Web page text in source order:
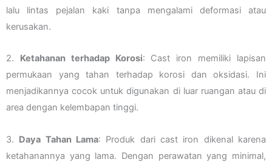
lalu lintas pejalan kaki tanpa mengalami deformasi atau
kerusakan.
2. Ketahanan terhadap Korosi: Cast iron memiliki lapisan
permukaan yang tahan terhadap korosi dan oksidasi. Ini
menjadikannya cocok untuk digunakan di luar ruangan atau di
area dengan kelembapan tinggi.
3. Daya Tahan Lama: Produk dari cast iron dikenal karena
ketahanannya yang lama. Dengan perawatan yang minimal,